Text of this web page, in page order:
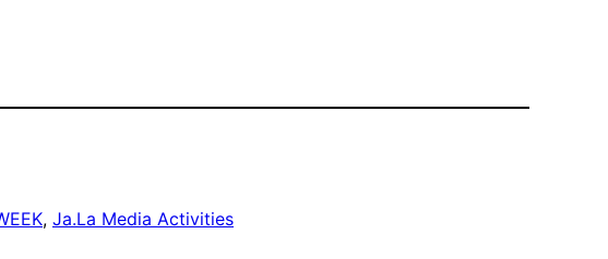
, Ja.La Media Activities